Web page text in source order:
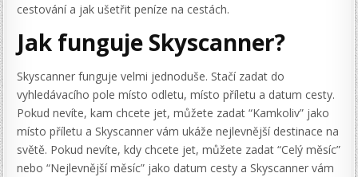
cestování a jak ušetřit peníze na cestách.
Jak funguje Skyscanner?
Skyscanner funguje velmi jednoduše. Stačí zadat do
vyhledávacího pole místo odletu, místo příletu a datum cesty.
Pokud nevíte, kam chcete jet, můžete zadat “Kamkoliv” jako
místo příletu a Skyscanner vám ukáže nejlevnější destinace na
světě. Pokud nevíte, kdy chcete jet, můžete zadat “Celý měsíc”
nebo “Nejlevnější měsíc” jako datum cesty a Skyscanner vám